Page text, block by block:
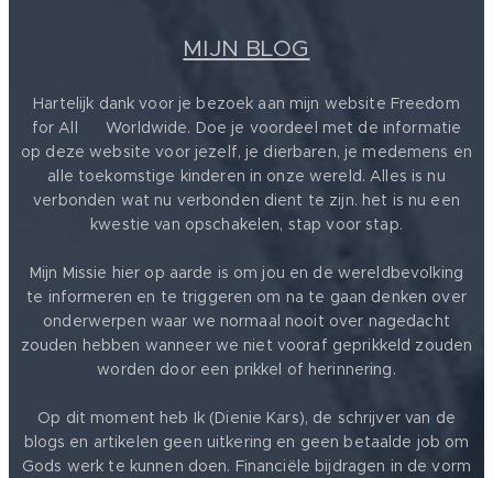
MIJN BLOG
Hartelijk dank voor je bezoek aan mijn website Freedom
for All ❤️ Worldwide. Doe je voordeel met de informatie
op deze website voor jezelf, je dierbaren, je medemens en
alle toekomstige kinderen in onze wereld. Alles is nu
verbonden wat nu verbonden dient te zijn. het is nu een
kwestie van opschakelen, stap voor stap.
Mijn Missie hier op aarde is om jou en de wereldbevolking
te informeren en te triggeren om na te gaan denken over
onderwerpen waar we normaal nooit over nagedacht
zouden hebben wanneer we niet vooraf geprikkeld zouden
worden door een prikkel of herinnering.
Op dit moment heb Ik (Dienie Kars), de schrijver van de
blogs en artikelen geen uitkering en geen betaalde job om
Gods werk te kunnen doen. Financiële bijdragen in de vorm